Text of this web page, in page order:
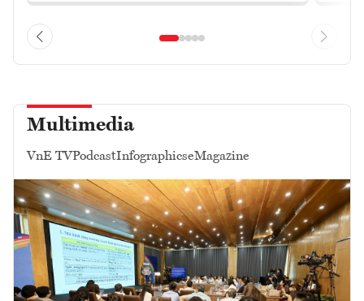
Multimedia
VnE TVPodcastInfographicseMagazine